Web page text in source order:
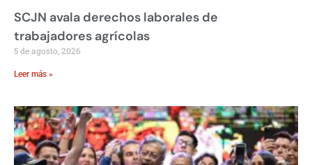
SCJN avala derechos laborales de
trabajadores agrícolas
5 de agosto, 2026
Leer más »